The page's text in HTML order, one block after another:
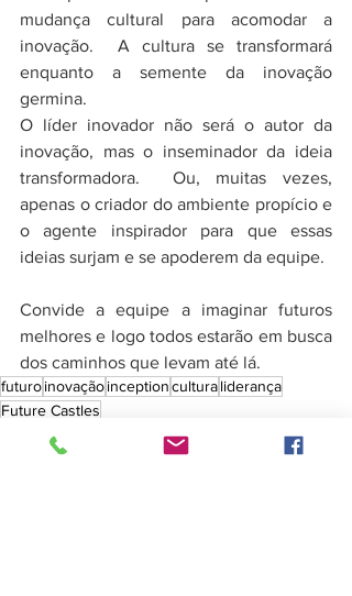
mudança cultural para acomodar a
inovação.  A cultura se transformará
enquanto a semente da inovação
germina.
O líder inovador não será o autor da
inovação, mas o inseminador da ideia
transformadora.  Ou, muitas vezes,
apenas o criador do ambiente propício e
o agente inspirador para que essas
ideias surjam e se apoderem da equipe.
Convide a equipe a imaginar futuros
melhores e logo todos estarão em busca
dos caminhos que levam até lá.
futuroinovaçãoinceptionculturaliderança
Future Castles
Futures